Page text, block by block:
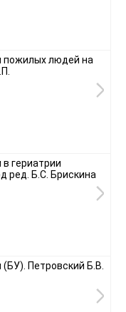
пожилых людей на
в гериатрии
ред. Б.С. Брискина
(БУ). Петровский Б.В.